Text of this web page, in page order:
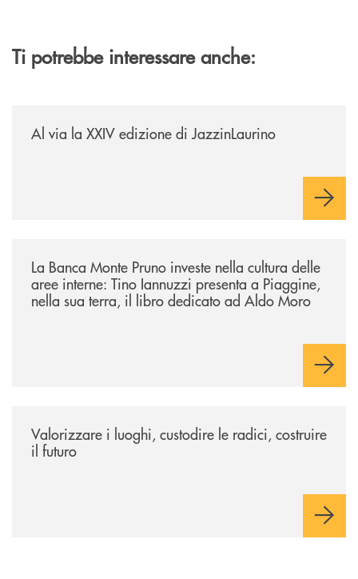
Ti potrebbe interessare anche:
Al via la XXIV edizione di JazzinLaurino
La Banca Monte Pruno investe nella cultura delle
aree interne: Tino Iannuzzi presenta a Piaggine,
nella sua terra, il libro dedicato ad Aldo Moro
Valorizzare i luoghi, custodire le radici, costruire
il futuro